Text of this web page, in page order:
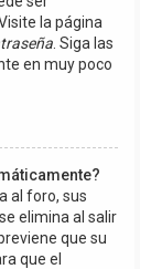
la página
. Siga las
en muy poco
al foro, sus
elimina al salir
que su
que el